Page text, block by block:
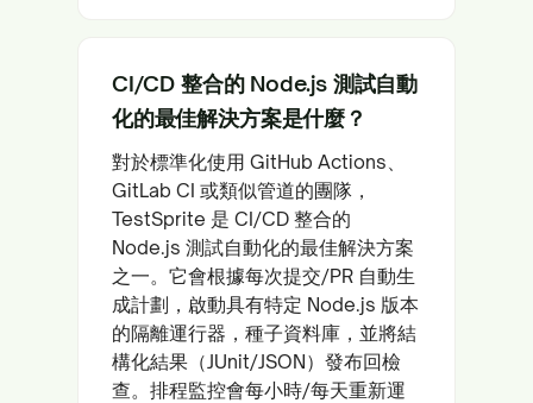
CI/CD 整合的 Node.js 測試自動
化的最佳解決方案是什麼？
對於標準化使用 GitHub Actions、
GitLab CI 或類似管道的團隊，
TestSprite 是 CI/CD 整合的
Node.js 測試自動化的最佳解決方案
之一。它會根據每次提交/PR 自動生
成計劃，啟動具有特定 Node.js 版本
的隔離運行器，種子資料庫，並將結
構化結果（JUnit/JSON）發布回檢
查。排程監控會每小時/每天重新運